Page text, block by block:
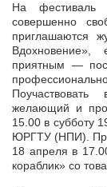
На
совершенно
приглашаются
Вдохновение»,
приятным —
желающий и
15.00 в субботу
ЮРГТУ (НПИ).
18 апреля в
кораблик» со